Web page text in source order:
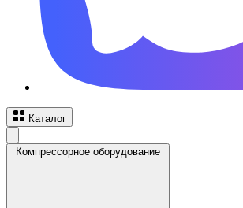
Каталог
Компрессорное оборудование